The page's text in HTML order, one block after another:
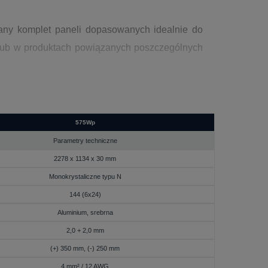
komplet paneli dopasowanych idealnie do
w produktach powiązanych poszczególnych
palety, która zabezpieczy panel na
i dodać go do koszyka, a następnie wybrać
będziemy mieli 12 paneli w najlepszej
575Wp
Parametry techniczne
2278 x 1134 x 30 mm
Monokrystaliczne typu N
144 (6x24)
Aluminium, srebrna
2,0 + 2,0 mm
(+) 350 mm, (-) 250 mm
4 mm² / 12 AWG